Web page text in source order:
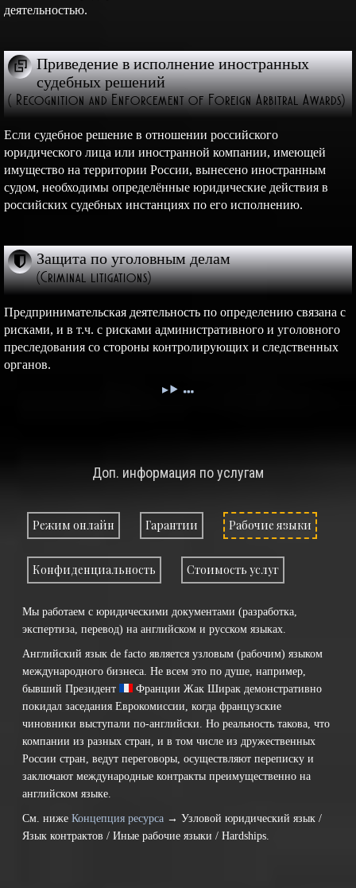
деятельностью.
Приведение в исполнение иностранных
судебных решений
( Recognition and Enforcement of Foreign Arbitral Awards)
Если судебное решение в отношении российского
юридического лица или иностранной компании, имеющей
имущество на территории России, вынесено иностранным
судом, необходимы определённые юридические действия в
российских судебных инстанциях по его исполнению.
Защита по уголовным делам
(Criminal litigations)
Предпринимательская деятельность по определению связана с
рисками, и в т.ч. с рисками административного и уголовного
преследования со стороны контролирующих и следственных
органов.
Доп. информация по услугам
Режим онлайн Гарантии Рабочие языки
Конфиденциальность Стоимость услуг
Мы работаем с юридическими документами (разработка,
экспертиза, перевод) на английском и русском языках.
Английский язык de facto является узловым (рабочим) языком
международного бизнеса. Не всем это по душе, например,
бывший Президент
Франции Жак Ширак демонстративно
покидал заседания Еврокомиссии, когда французские
чиновники выступали по-английски. Но реальность такова, что
компании из разных стран, и в том числе из дружественных
России стран, ведут переговоры, осуществляют переписку и
заключают международные контракты преимущественно на
английском языке.
См. нижеКонцепция ресурса → Узловой юридический язык /
Язык контрактов / Иные рабочие языки / Hardships.